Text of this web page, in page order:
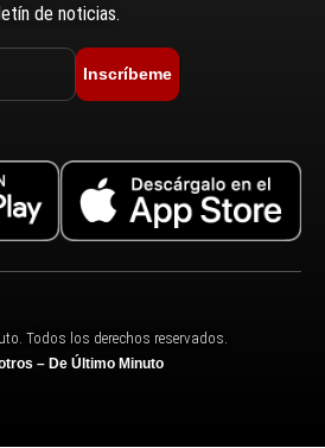
de noticias.
Inscríbeme
Todos los derechos reservados.
– De Último Minuto